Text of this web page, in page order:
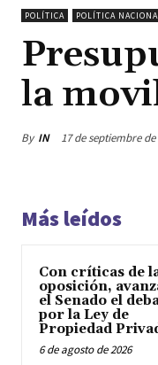
POLÍTICA POLÍTICA
la
By IN 17 de septiembre de
Más leídos
Con críticas de
oposición,
el Senado el
por la Ley de
Propiedad
6 de agosto de 2026